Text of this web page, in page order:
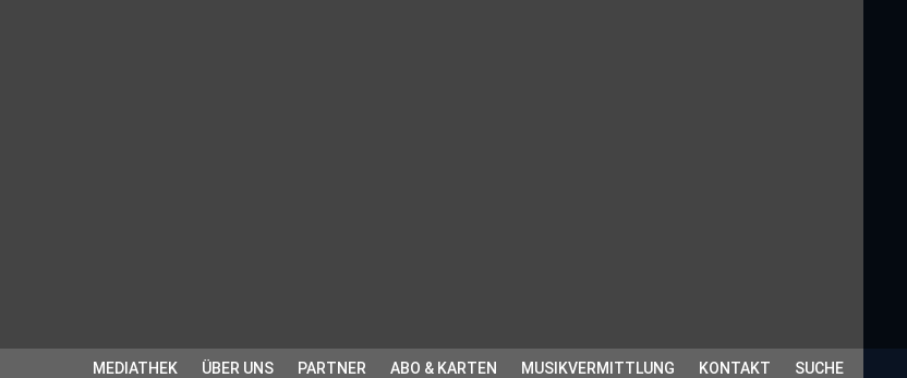
MEDIATHEK ÜBER UNS PARTNER ABO & KARTEN MUSIKVERMITTLUNG KONTAKT SUCHE